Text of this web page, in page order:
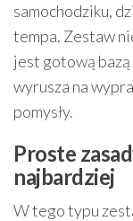
samochodziku,
tempa. Zestaw
jest gotową
wyrusza na
pomysły.
Proste
najbardziej
W tego typu